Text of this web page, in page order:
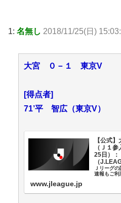
1: 名無し 2018/11/25(日)
大宮 ０－１ 東京V
[得点者]
71’平 智広（東京V）
【公式
（Ｊ１
25日）：
（
Ｊリーグ
速報もご利
www.jleague.jp